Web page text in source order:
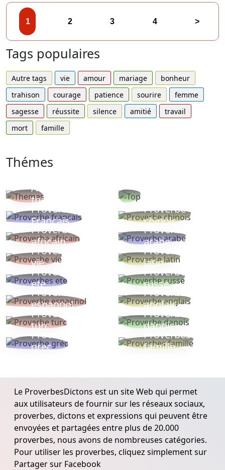
1 2 3 4 >
Tags populaires
Autre tags vie amour mariage
bonheur
trahison
courage patience sourire
femme
sagesse
réussite silence amitié
travail
mort
famille
Thémes
Autres
thèmes
Proverbe
Français
Proverbe
chinois
Proverbe
africain
Proverbe
arabe
Proverbe
vie
Proverbe
latin
Proverbes
ete
Proverbe
russe
Proverbe
espagnol
Proverbe
anglais
Proverbe
turc
Proverbe
danois
Proverbe
grec
Proverbes
famille
Le ProverbesDictons est un site Web qui permet
aux utilisateurs de fournir sur les réseaux sociaux,
proverbes, dictons et expressions qui peuvent être
envoyées et partagées entre plus de 20.000
proverbes, nous avons de nombreuses catégories.
Pour utiliser les proverbes, cliquez simplement sur
Partager sur Facebook